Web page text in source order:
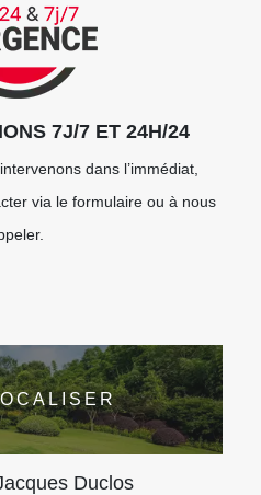
7J/7 ET 24H/24
dans l’immédiat,
via le formulaire ou à nous
Duclos